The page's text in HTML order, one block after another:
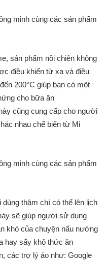
sản phẩm nồi chiên không
điều khiển từ xa và điều
200°C giúp bạn có một
cho bữa ăn
cũng cung cấp cho người
nhau chế biến từ Mi
thậm chí có thể lên lịch
sẽ giúp người sử dụng
khó của chuyện nấu nướng
hay sấy khô thức ăn
các trợ lý ảo như: Google